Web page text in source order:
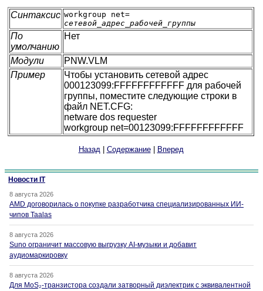
Синтаксис workgroup net=
сетевой_адрес_рабочей_группы
По
умолчанию
Нет
Модули
PNW.VLM
Пример
Чтобы установить сетевой адрес
000123099:FFFFFFFFFFFF для рабочей
группы, поместите следующие строки в
файл NET.CFG:
netware dos requester
workgroup net=00123099:FFFFFFFFFFFF
Назад| Содержание| Вперед
Новости IT
8 августа 2026
AMD договорилась о покупке разработчика специализированных ИИ-
чипов Taalas
8 августа 2026
Suno ограничит массовую выгрузку AI-музыки и добавит
аудиомаркировку
8 августа 2026
Для MoS₂-транзистора создали затворный диэлектрик с эквивалентной